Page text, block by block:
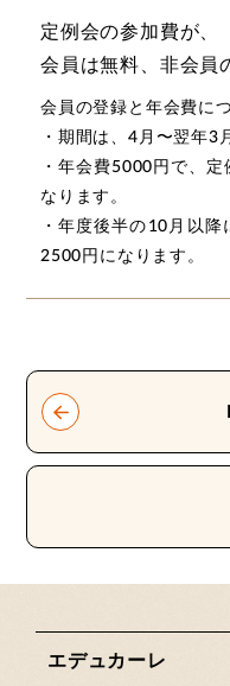
定例会の参加費が、
会員は無料、非会員
会員の登録と年会費に
・期間は、4月〜翌年3
・年会費5000円で、
なります。
・年度後半の10月以
2500円になります。
エデュカーレ